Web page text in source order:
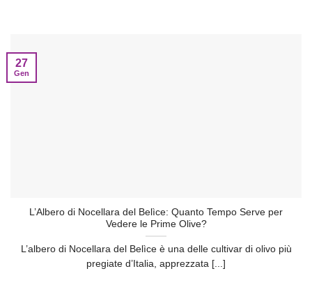
L’Albero di Nocellara del Belìce: Quanto Tempo Serve per
Vedere le Prime Olive?
L’albero di Nocellara del Belìce è una delle cultivar di olivo più
pregiate d’Italia, apprezzata [...]
27
Gen